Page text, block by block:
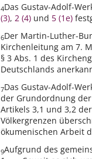
4Das Gustav-Adolf-
(3), 2 (4) und 5 (1e)
6Der Martin-Luther-
Kirchenleitung am 7.
§ 3 Abs. 1 des
Deutschlands
7Das Gustav-Adolf-
der Grundordnung der
Artikels 3,1 und 3,2
Völkergrenzen
ökumenischen Arbeit
9Aufgrund des